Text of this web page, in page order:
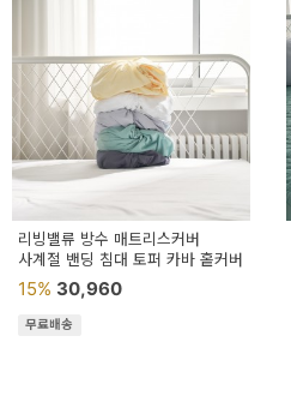
인
테
리
어
소
품
리빙밸류 방수 매트리스커버
사계절 밴딩 침대 토퍼 카바 홑커버
15% 30,960
무료배송